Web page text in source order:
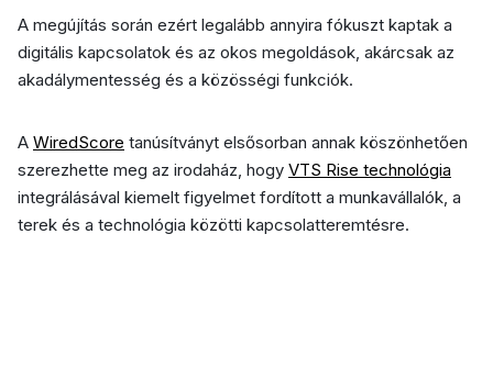
A megújítás során ezért legalább annyira fókuszt kaptak a
digitális kapcsolatok és az okos megoldások, akárcsak az
akadálymentesség és a közösségi funkciók.
A WiredScore tanúsítványt elsősorban annak köszönhetően
szerezhette meg az irodaház, hogy VTS Rise technológia
integrálásával kiemelt figyelmet fordított a munkavállalók, a
terek és a technológia közötti kapcsolatteremtésre.